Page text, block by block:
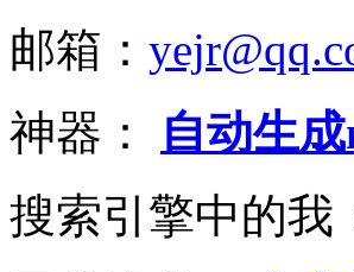
邮箱：
神器：
自动生
搜索引擎中的我